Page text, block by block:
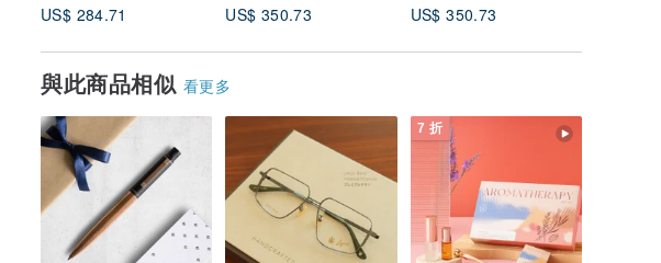
US$ 284.71
US$ 350.73
US$ 350.73
與此商品相似 看更多
7 折